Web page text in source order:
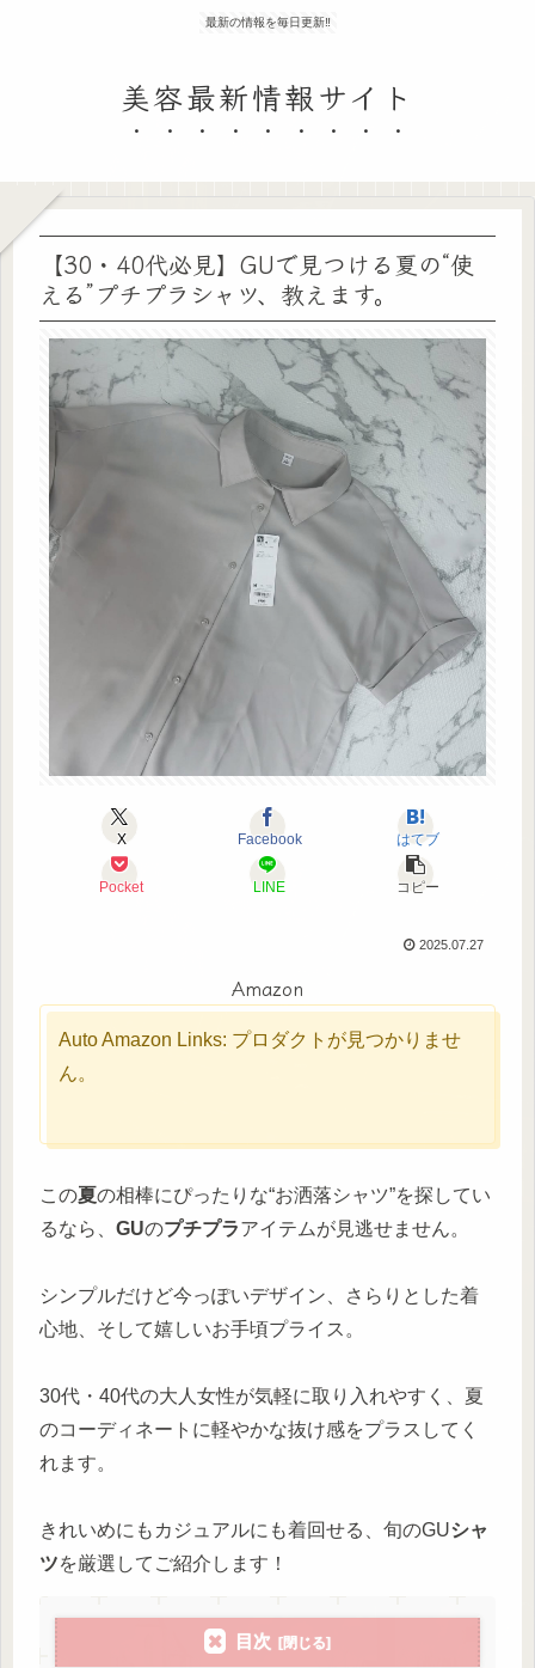
最新の情報を毎日更新‼
美容最新情報サイト
【30・40代必見】GUで見つける夏の“使
える”プチプラシャツ、教えます。
X Facebook はてブ
Pocket LINE コピー
2025.07.27
Amazon
Auto Amazon Links: プロダクトが見つかりませ
ん。
この夏の相棒にぴったりな“お洒落シャツ”を探してい
るなら、 GUのプチプラアイテムが見逃せません。
シンプルだけど今っぽいデザイン、さらりとした着
心地、そして嬉しいお手頃プライス。
30代・40代の大人女性が気軽に取り入れやすく、夏
のコーディネートに軽やかな抜け感をプラスしてく
れます。
きれいめにもカジュアルにも着回せる、旬のGUシャ
ツを厳選してご紹介します！
目次